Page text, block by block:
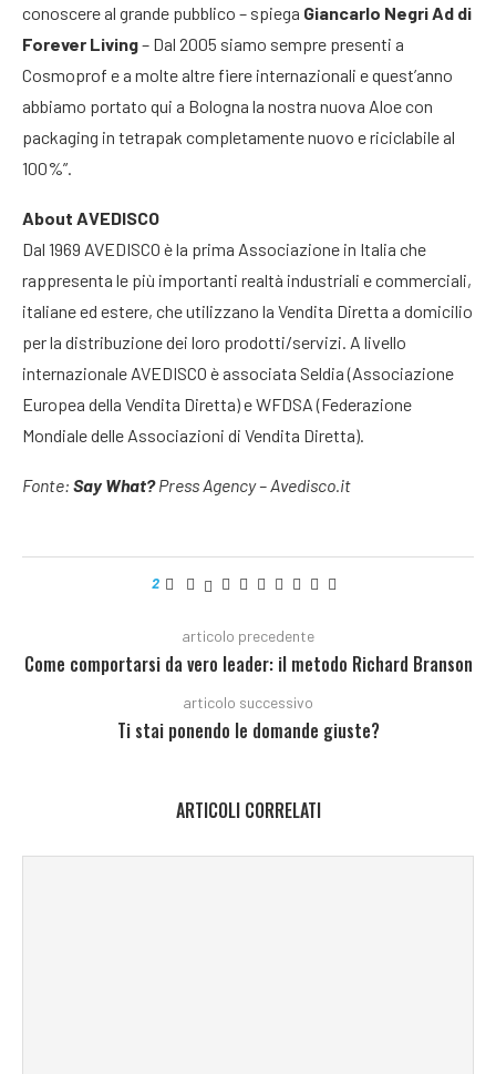
conoscere al grande pubblico – spiega Giancarlo Negri Ad di
Forever Living– Dal 2005 siamo sempre presenti a
Cosmoprof e a molte altre fiere internazionali e quest’anno
abbiamo portato qui a Bologna la nostra nuova Aloe con
packaging in tetrapak completamente nuovo e riciclabile al
100%”.
About AVEDISCO
Dal 1969 AVEDISCO è la prima Associazione in Italia che
rappresenta le più importanti realtà industriali e commerciali,
italiane ed estere, che utilizzano la Vendita Diretta a domicilio
per la distribuzione dei loro prodotti/servizi. A livello
internazionale AVEDISCO è associata Seldia (Associazione
Europea della Vendita Diretta) e WFDSA (Federazione
Mondiale delle Associazioni di Vendita Diretta).
Fonte: Say What?Press Agency – Avedisco.it
2
articolo precedente
Come comportarsi da vero leader: il metodo Richard Branson
articolo successivo
Ti stai ponendo le domande giuste?
ARTICOLI CORRELATI